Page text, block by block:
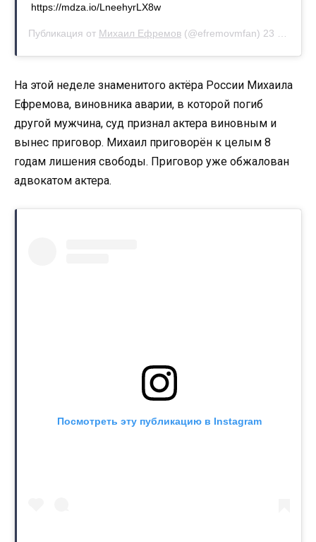
https://mdza.io/LneehyrLX8w
Публикация от Михаил Ефремов (@efremovmfan) 23 Авг 2020 в 8:06 PDT
На этой неделе знаменитого актёра России Михаила
Ефремова, виновника аварии, в которой погиб
другой мужчина, суд признал актера виновным и
вынес приговор. Михаил приговорён к целым 8
годам лишения свободы. Приговор уже обжалован
адвокатом актера.
Посмотреть эту публикацию в Instagram